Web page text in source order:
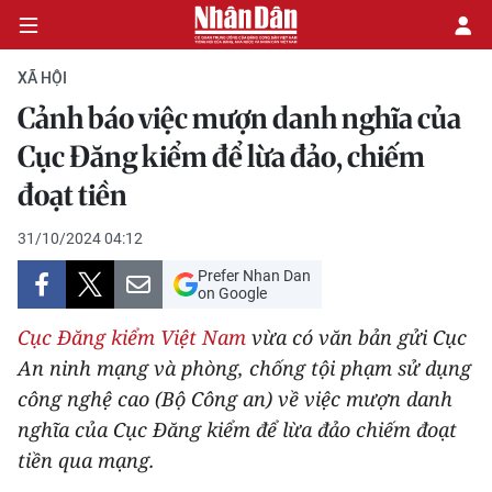
CHÍNH TRỊ
KINH TẾ
VĂN HÓA
XÃ HỘI
PHÁP LUẬT
DU LỊCH
THẾ GIỚI
XÃ HỘI
Cảnh báo việc mượn danh nghĩa của
Cục Đăng kiểm để lừa đảo, chiếm
đoạt tiền
31/10/2024 04:12
Prefer Nhan Dan
on Google
Cục Đăng kiểm Việt Nam vừa có văn bản gửi Cục
An ninh mạng và phòng, chống tội phạm sử dụng
công nghệ cao (Bộ Công an) về việc mượn danh
nghĩa của Cục Đăng kiểm để lừa đảo chiếm đoạt
tiền qua mạng.